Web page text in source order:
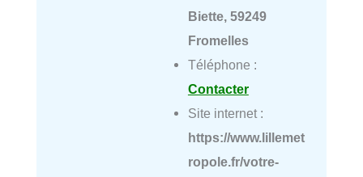
Biette, 59249
Fromelles
Téléphone :
Contacter
Site internet :
https://www.lillemet
ropole.fr/votre-